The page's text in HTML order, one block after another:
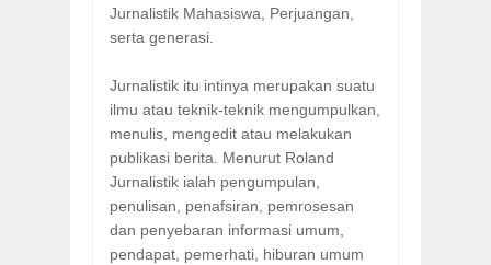
Jurnalistik Mahasiswa, Perjuangan,
serta generasi.
Jurnalistik itu intinya merupakan suatu
ilmu atau teknik-teknik mengumpulkan,
menulis, mengedit atau melakukan
publikasi berita. Menurut Roland
Jurnalistik ialah pengumpulan,
penulisan, penafsiran, pemrosesan
dan penyebaran informasi umum,
pendapat, pemerhati, hiburan umum